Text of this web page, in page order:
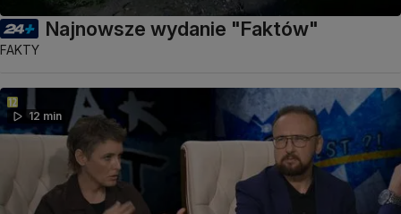
Najnowsze wydanie "Faktów"
FAKTY
12 min